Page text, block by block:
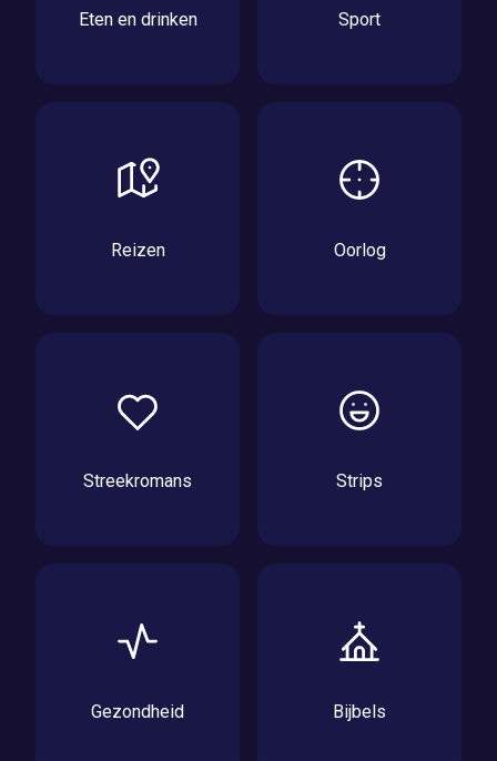
Eten en drinken Sport
Reizen Oorlog
Streekromans Strips
Gezondheid Bijbels